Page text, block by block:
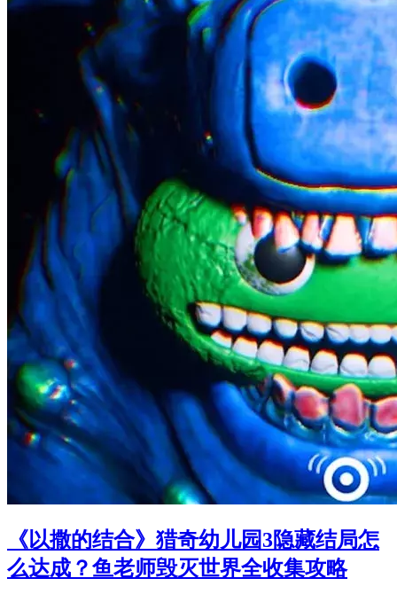
《以撒的结合》猎奇幼儿园3隐藏结局怎
么达成？鱼老师毁灭世界全收集攻略